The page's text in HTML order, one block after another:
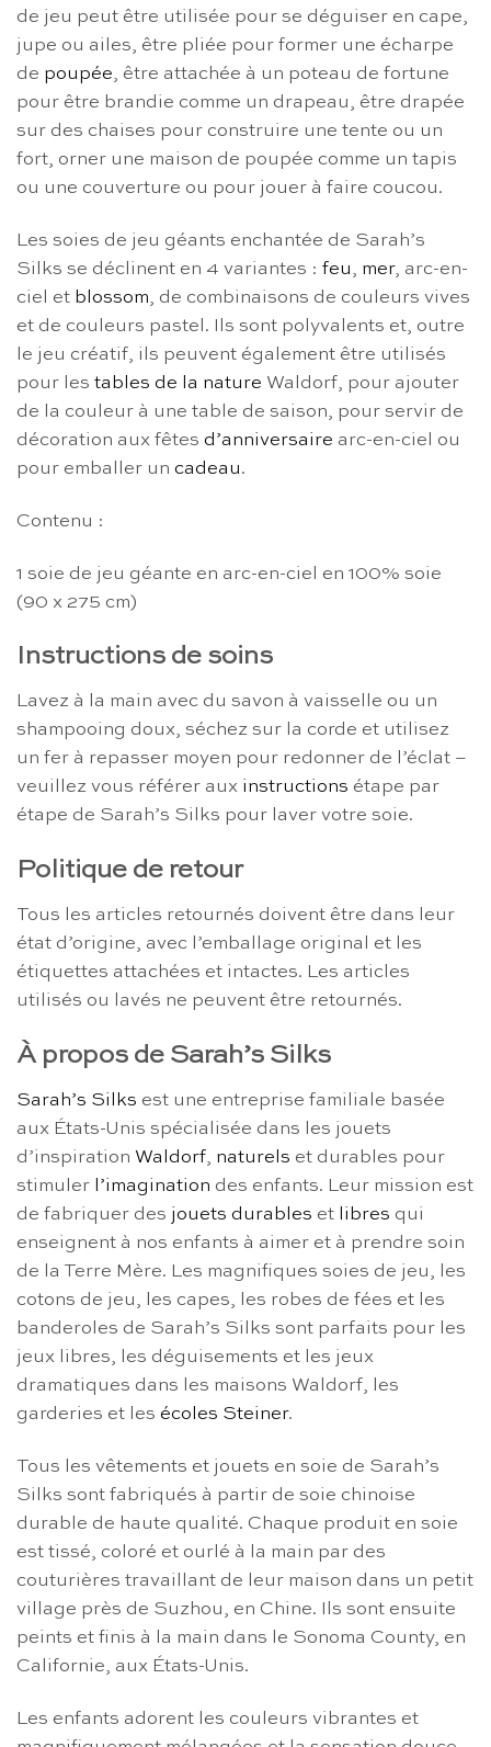
de jeu peut être utilisée pour se déguiser en cape,
jupe ou ailes, être pliée pour former une écharpe
de poupée, être attachée à un poteau de fortune
pour être brandie comme un drapeau, être drapée
sur des chaises pour construire une tente ou un
fort, orner une maison de poupée comme un tapis
ou une couverture ou pour jouer à faire coucou.
Les soies de jeu géants enchantée de Sarah’s
Silks se déclinent en 4 variantes : feu, mer, arc-en-
ciel et blossom, de combinaisons de couleurs vives
et de couleurs pastel. Ils sont polyvalents et, outre
le jeu créatif, ils peuvent également être utilisés
pour les tables de la nature Waldorf, pour ajouter
de la couleur à une table de saison, pour servir de
décoration aux fêtes d’anniversaire arc-en-ciel ou
pour emballer un cadeau.
Contenu :
1 soie de jeu géante en arc-en-ciel en 100% soie
(90 x 275 cm)
Instructions de soins
Lavez à la main avec du savon à vaisselle ou un
shampooing doux, séchez sur la corde et utilisez
un fer à repasser moyen pour redonner de l’éclat –
veuillez vous référer aux instructions étape par
étape de Sarah’s Silks pour laver votre soie.
Politique de retour
Tous les articles retournés doivent être dans leur
état d’origine, avec l’emballage original et les
étiquettes attachées et intactes. Les articles
utilisés ou lavés ne peuvent être retournés.
À propos de Sarah’s Silks
Sarah’s Silks est une entreprise familiale basée
aux États-Unis spécialisée dans les jouets
d’inspiration Waldorf, naturels et durables pour
stimuler l’imagination des enfants. Leur mission est
de fabriquer des jouets durables et libres qui
enseignent à nos enfants à aimer et à prendre soin
de la Terre Mère. Les magnifiques soies de jeu, les
cotons de jeu, les capes, les robes de fées et les
banderoles de Sarah’s Silks sont parfaits pour les
jeux libres, les déguisements et les jeux
dramatiques dans les maisons Waldorf, les
garderies et les écoles Steiner.
Tous les vêtements et jouets en soie de Sarah’s
Silks sont fabriqués à partir de soie chinoise
durable de haute qualité. Chaque produit en soie
est tissé, coloré et ourlé à la main par des
couturières travaillant de leur maison dans un petit
village près de Suzhou, en Chine. Ils sont ensuite
peints et finis à la main dans le Sonoma County, en
Californie, aux États-Unis.
Les enfants adorent les couleurs vibrantes et